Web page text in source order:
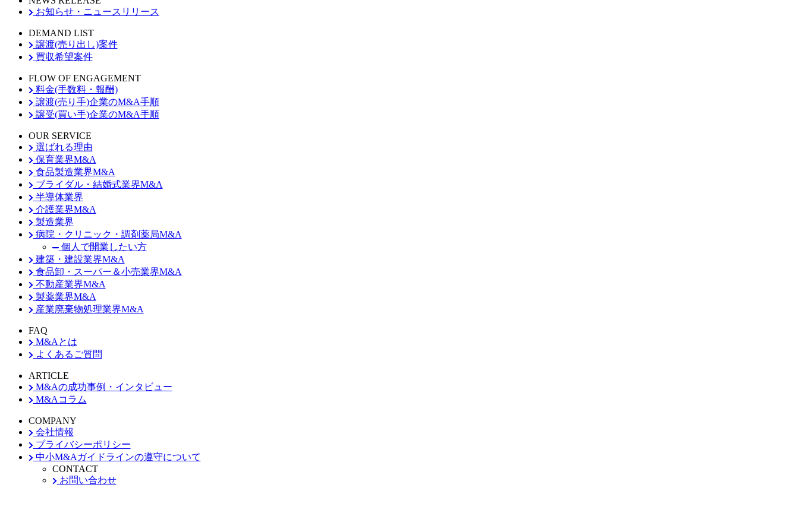
お知らせ・ニュースリリース
DEMAND LIST
譲渡(売り出し)案件
買収希望案件
FLOW OF ENGAGEMENT
料金(手数料・報酬)
譲渡(売り手)企業のM&A手順
譲受(買い手)企業のM&A手順
OUR SERVICE
選ばれる理由
保育業界M&A
食品製造業界M&A
ブライダル・結婚式業界M&A
半導体業界
介護業界M&A
製造業界
病院・クリニック・調剤薬局M&A
個人で開業したい方
建築・建設業界M&A
食品卸・スーパー＆小売業界M&A
不動産業界M&A
製薬業界M&A
産業廃棄物処理業界M&A
FAQ
M&Aとは
よくあるご質問
ARTICLE
M&Aの成功事例・インタビュー
M&Aコラム
COMPANY
会社情報
プライバシーポリシー
中小M&Aガイドラインの遵守について
CONTACT
お問い合わせ